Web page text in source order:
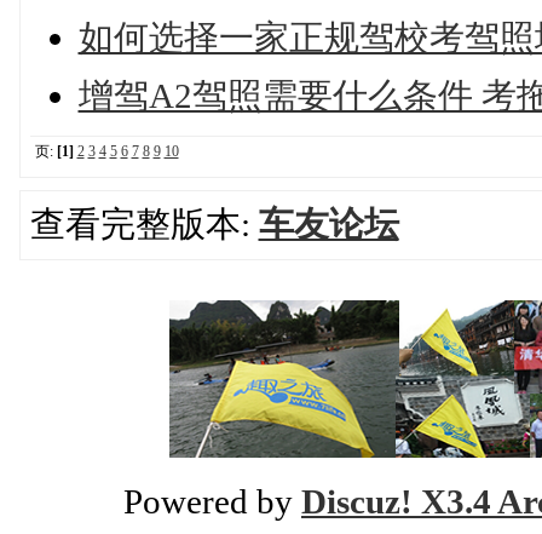
如何选择一家正规驾校考驾
增驾A2驾照需要什么条件 考
页: [1] 2 3 4 5 6 7 8 9 10
查看完整版本: 车友论坛
Powered by Discuz! X3.4